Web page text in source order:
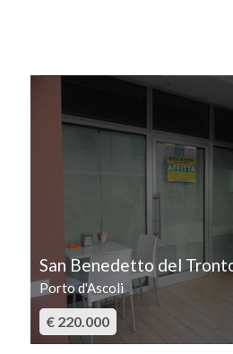
San Benedetto del
Porto d'Ascoli
€ 220.000